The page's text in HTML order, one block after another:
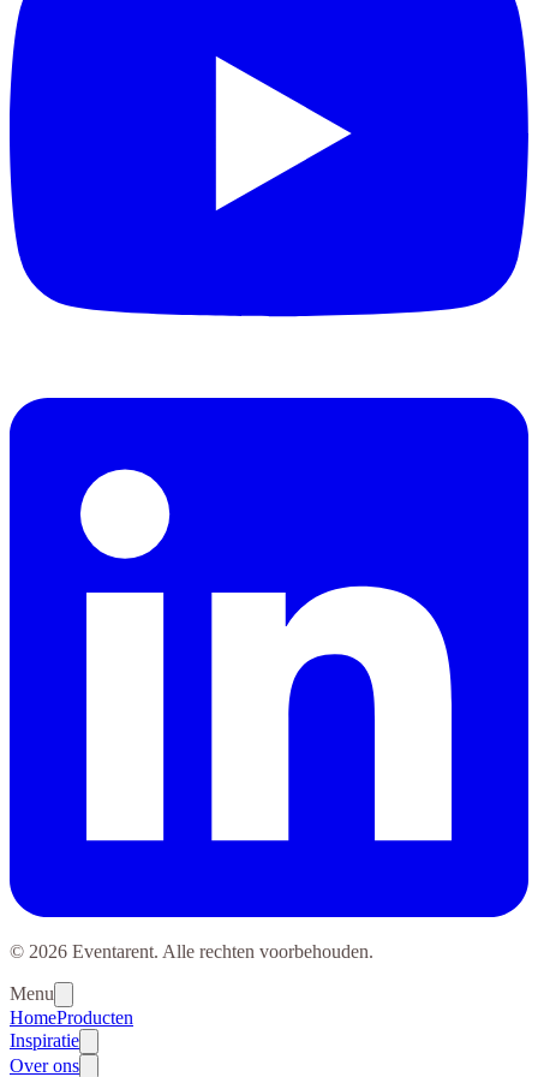
© 2026 Eventarent. Alle rechten voorbehouden.
Menu
HomeProducten
Inspiratie
Over ons